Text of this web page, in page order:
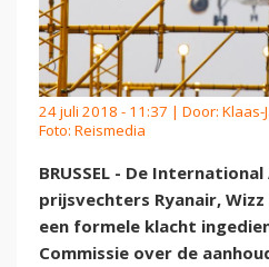
24 juli 2018 - 11:37 | Door: Klaas-
Foto: Reismedia
BRUSSEL - De
prijsvechters Ryanair,
een formele klacht
Commissie over de